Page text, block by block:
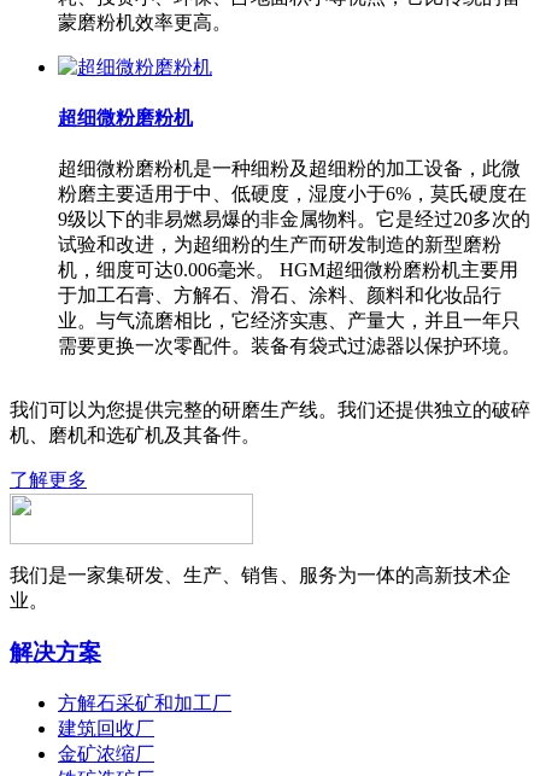
蒙磨粉机效率更高。
超细微粉磨粉机
超细微粉磨粉机是一种细粉及超细粉的加工设备，此微
粉磨主要适用于中、低硬度，湿度小于6%，莫氏硬度在
9级以下的非易燃易爆的非金属物料。它是经过20多次的
试验和改进，为超细粉的生产而研发制造的新型磨粉
机，细度可达0.006毫米。 HGM超细微粉磨粉机主要用
于加工石膏、方解石、滑石、涂料、颜料和化妆品行
业。与气流磨相比，它经济实惠、产量大，并且一年只
需要更换一次零配件。装备有袋式过滤器以保护环境。
我们可以为您提供完整的研磨生产线。我们还提供独立的破碎
机、磨机和选矿机及其备件。
了解更多
我们是一家集研发、生产、销售、服务为一体的高新技术企
业。
解决方案
方解石采矿和加工厂
建筑回收厂
金矿浓缩厂